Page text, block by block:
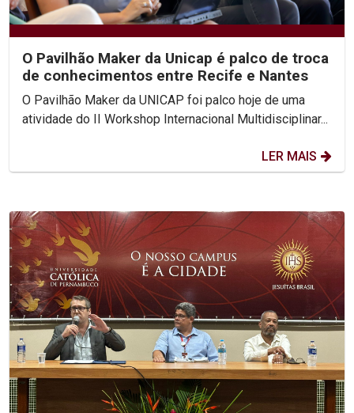
O Pavilhão Maker da Unicap é palco de troca
de conhecimentos entre Recife e Nantes
O Pavilhão Maker da UNICAP foi palco hoje de uma
atividade do II Workshop Internacional Multidisciplinar...
LER MAIS